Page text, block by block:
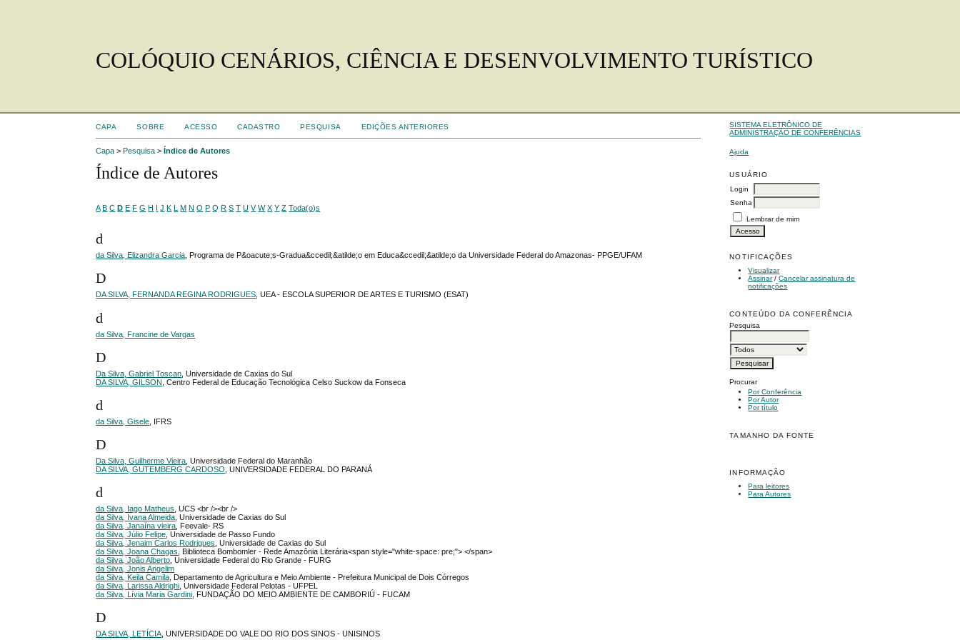
COLÓQUIO CENÁRIOS, CIÊNCIA E DESENVOLVIMENTO TURÍSTICO
SISTEMA ELETRÔNICO DE
ADMINISTRAÇÃO DE CONFERÊNCIAS
Ajuda
USUÁRIO
Login
Senha
Lembrar de mim
NOTIFICAÇÕES
Visualizar
Assinar/Cancelar assinatura de
notificações
CONTEÚDO DA CONFERÊNCIA
Pesquisa
Procurar
Por Conferência
Por Autor
Por título
TAMANHO DA FONTE
INFORMAÇÃO
Para leitores
Para Autores
CAPA SOBRE ACESSO CADASTRO PESQUISA EDIÇÕES ANTERIORES
Capa >Pesquisa >Índice de Autores
Índice de Autores
A B C D E F G H I J K L M N O P Q R S T U V W X Y Z Toda(o)s
d
da Silva, Elizandra Garcia , Programa de P&oacute;s-Gradua&ccedil;&atilde;o em Educa&ccedil;&atilde;o da Universidade Federal do Amazonas- PPGE/UFAM
D
DA SILVA, FERNANDA REGINA RODRIGUES, UEA - ESCOLA SUPERIOR DE ARTES E TURISMO (ESAT)
d
da Silva, Francine de Vargas
D
Da Silva, Gabriel Toscan , Universidade de Caxias do Sul
DA SILVA, GILSON , Centro Federal de Educação Tecnológica Celso Suckow da Fonseca
d
da Silva, Gisele , IFRS
D
Da Silva, Guilherme Vieira , Universidade Federal do Maranhão
DA SILVA, GUTEMBERG CARDOSO , UNIVERSIDADE FEDERAL DO PARANÁ
d
da Silva, Iago Matheus , UCS <br /><br />
da Silva, Ivana Almeida , Universidade de Caxias do Sul
da Silva, Janaína vieira , Feevale- RS
da Silva, Júlio Felipe , Universidade de Passo Fundo
da Silva, Jenaim Carlos Rodrigues , Universidade de Caxias do Sul
da Silva, Joana Chagas
, Biblioteca Bombomler - Rede Amazônia Literária<span style="white-space: pre;"> </span>
da Silva, João Alberto , Universidade Federal do Rio Grande - FURG
da Silva, Jonis Angelim
da Silva, Keila Camila , Departamento de Agricultura e Meio Ambiente - Prefeitura Municipal de Dois Córregos
da Silva, Larissa Aldrighi , Universidade Federal Pelotas - UFPEL
da Silva, Lívia Maria Gardini , FUNDAÇÃO DO MEIO AMBIENTE DE CAMBORIÚ - FUCAM
D
DA SILVA, LETÍCIA , UNIVERSIDADE DO VALE DO RIO DOS SINOS - UNISINOS